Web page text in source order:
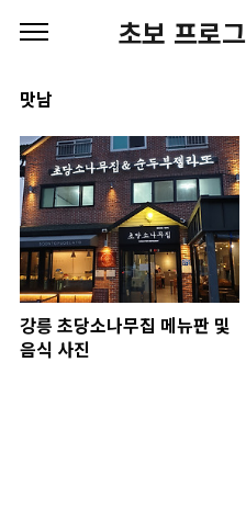
초보 프로
맛남
강릉 초당소나무집 메뉴판 및
음식 사진